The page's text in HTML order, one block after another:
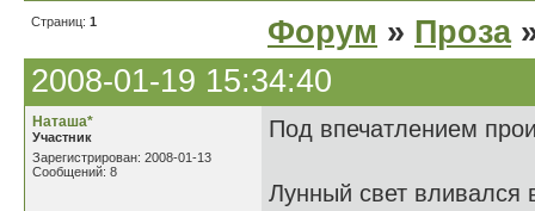
Страниц: 1 Форум » Проза
2008-01-19 15:34:40
Наташа*
Участник
Зарегистрирован: 2008-01-13
Сообщений: 8
Под впечатлением
Лунный свет вливался